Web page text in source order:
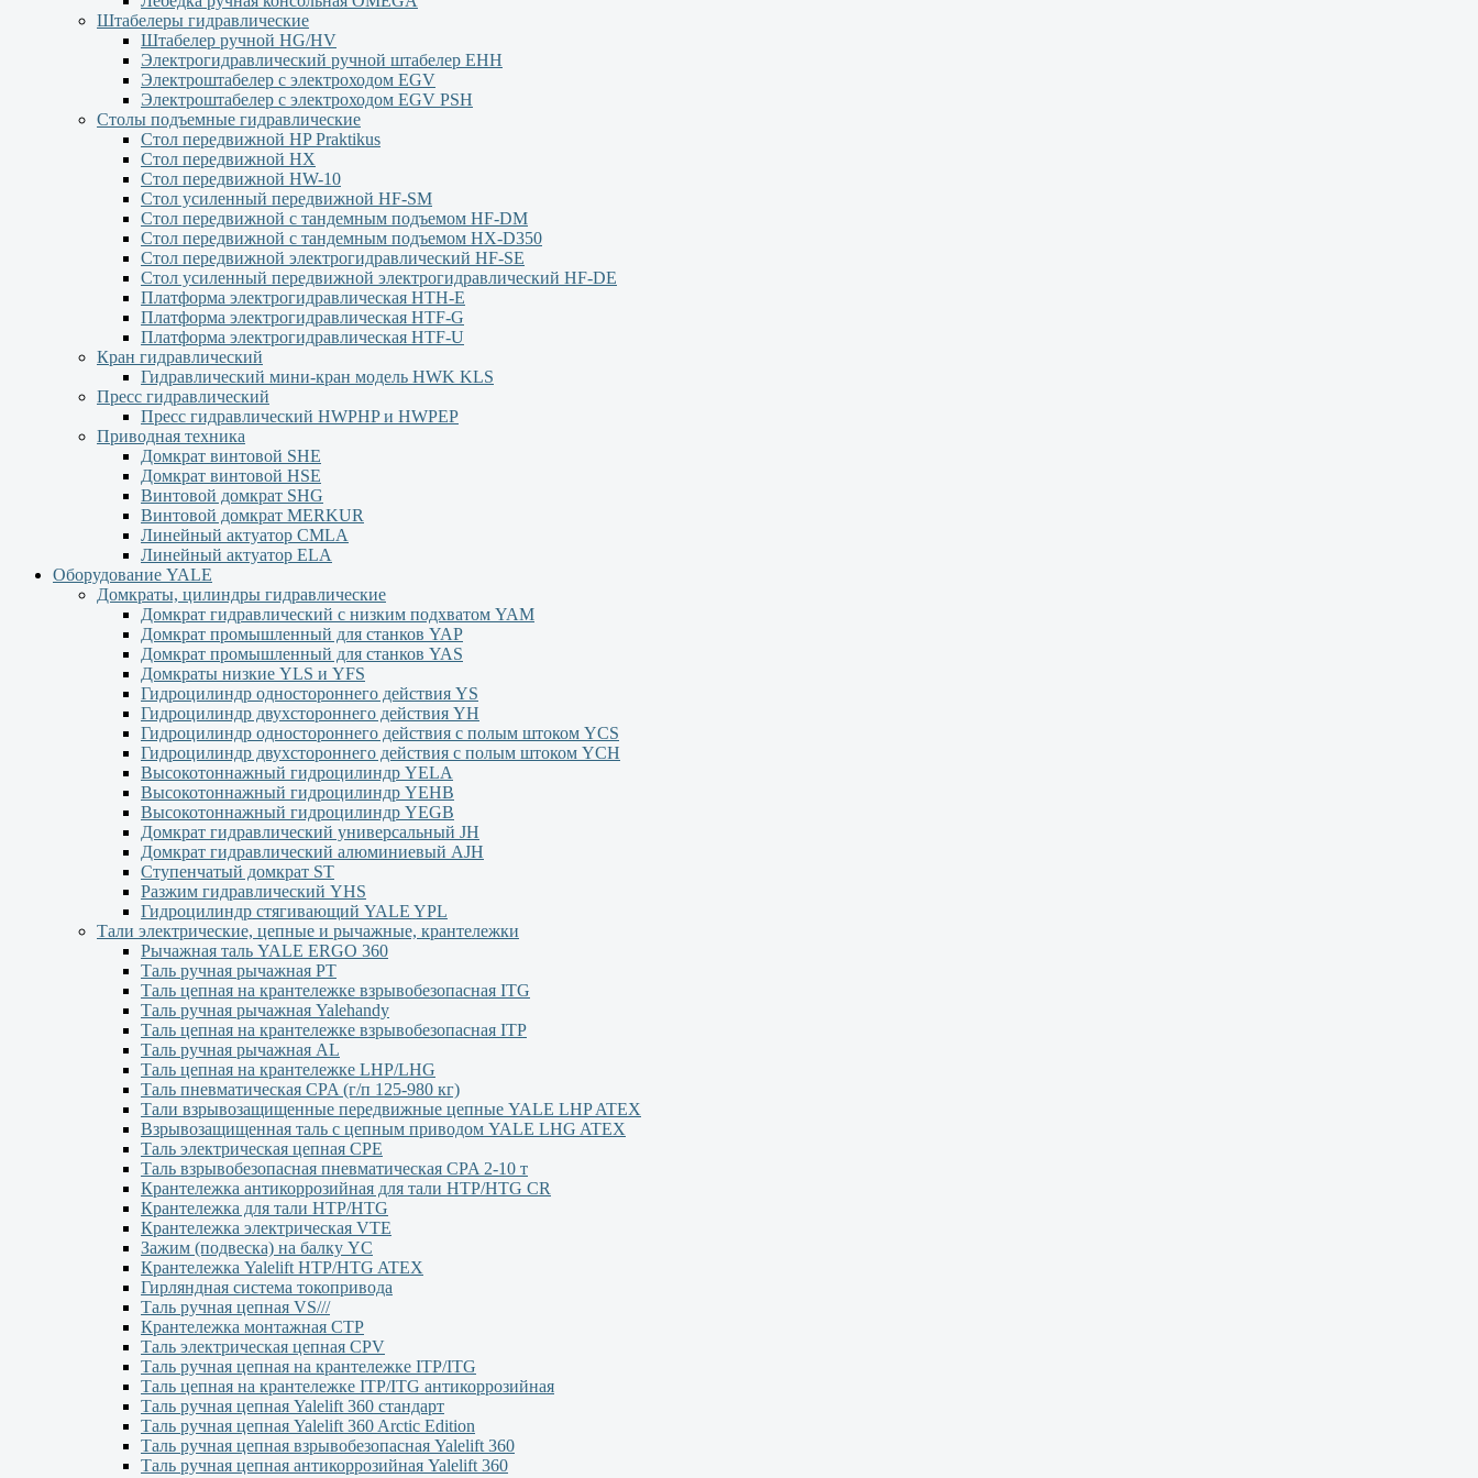
Штабелеры гидравлические
Штабелер ручной HG/HV
Электрогидравлический ручной штабелер ЕНН
Электроштабелер с электроходом EGV
Электроштабелер с электроходом EGV PSH
Столы подъемные гидравлические
Стол передвижной HP Praktikus
Стол передвижной HX
Стол передвижной HW-10
Стол усиленный передвижной HF-SM
Стол передвижной с тандемным подъемом HF-DM
Стол передвижной с тандемным подъемом HX-D350
Стол передвижной электрогидравлический HF-SE
Стол усиленный передвижной электрогидравлический HF-DE
Платформа электрогидравлическая HTH-E
Платформа электрогидравлическая HTF-G
Платформа электрогидравлическая HTF-U
Кран гидравлический
Гидравлический мини-кран модель HWK KLS
Пресс гидравлический
Пресс гидравлический HWPHP и HWPEP
Приводная техника
Домкрат винтовой SHE
Домкрат винтовой HSE
Винтовой домкрат SHG
Винтовой домкрат MERKUR
Линейный актуатор CMLA
Линейный актуатор ЕLA
Оборудование YALE
Домкраты, цилиндры гидравлические
Домкрат гидравлический с низким подхватом YAM
Домкрат промышленный для станков YAP
Домкрат промышленный для станков YAS
Домкраты низкие YLS и YFS
Гидроцилиндр одностороннего действия YS
Гидроцилиндр двухстороннего действия YН
Гидроцилиндр одностороннего действия с полым штоком YСS
Гидроцилиндр двухстороннего действия с полым штоком YСН
Высокотоннажный гидроцилиндр YELA
Высокотоннажный гидроцилиндр YEHВ
Высокотоннажный гидроцилиндр YEGВ
Домкрат гидравлический универсальный JH
Домкрат гидравлический алюминиевый АJH
Ступенчатый домкрат ST
Разжим гидравлический YHS
Гидроцилиндр стягивающий YALE YPL
Тали электрические, цепные и рычажные, крантележки
Рычажная таль YALE ERGO 360
Таль ручная рычажная PT
Таль цепная на крантележке взрывобезопасная ITG
Таль ручная рычажная Yalehandy
Таль цепная на крантележке взрывобезопасная ITP
Таль ручная рычажная AL
Таль цепная на крантележке LHP/LHG
Таль пневматическая CPA (г/п 125-980 кг)
Тали взрывозащищенные передвижные цепные YALE LHP ATEX
Взрывозащищенная таль с цепным приводом YALE LHG ATEX
Таль электрическая цепная CPE
Таль взрывобезопасная пневматическая CPA 2-10 т
Крантележка антикоррозийная для тали HTP/HTG CR
Крантележка для тали HTP/HTG
Крантележка электрическая VTE
Зажим (подвеска) на балку YC
Крантележка Yalelift НТР/НТG ATEX
Гирляндная система токопривода
Таль ручная цепная VS///
Крантележка монтажная СТР
Таль электрическая цепная CPV
Таль ручная цепная на крантележке ITP/ITG
Таль цепная на крантележке ITP/ITG антикоррозийная
Таль ручная цепная Yalelift 360 стандарт
Таль ручная цепная Yalelift 360 Arctic Edition
Таль ручная цепная взрывобезопасная Yalelift 360
Таль ручная цепная антикоррозийная Yalelift 360